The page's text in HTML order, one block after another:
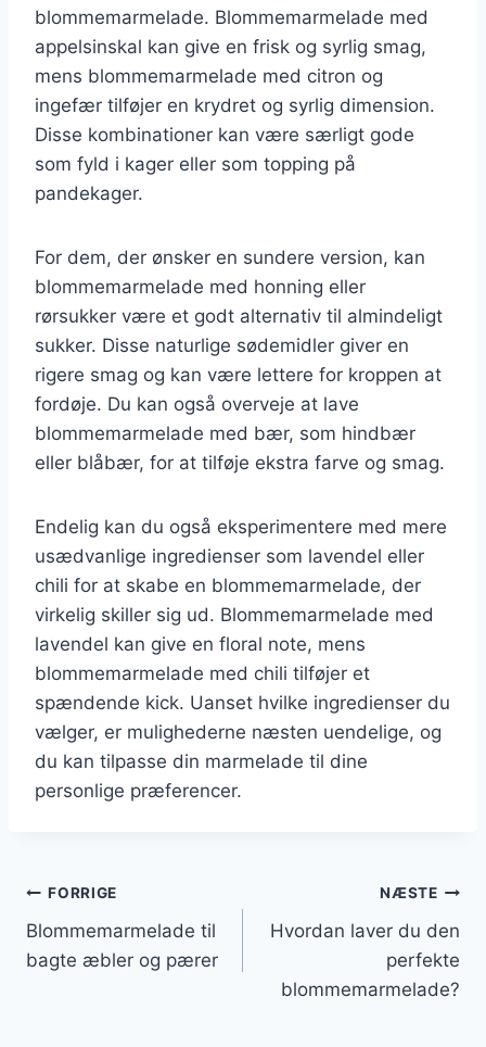
blommemarmelade. Blommemarmelade med
appelsinskal kan give en frisk og syrlig smag,
mens blommemarmelade med citron og
ingefær tilføjer en krydret og syrlig dimension.
Disse kombinationer kan være særligt gode
som fyld i kager eller som topping på
pandekager.
For dem, der ønsker en sundere version, kan
blommemarmelade med honning eller
rørsukker være et godt alternativ til almindeligt
sukker. Disse naturlige sødemidler giver en
rigere smag og kan være lettere for kroppen at
fordøje. Du kan også overveje at lave
blommemarmelade med bær, som hindbær
eller blåbær, for at tilføje ekstra farve og smag.
Endelig kan du også eksperimentere med mere
usædvanlige ingredienser som lavendel eller
chili for at skabe en blommemarmelade, der
virkelig skiller sig ud. Blommemarmelade med
lavendel kan give en floral note, mens
blommemarmelade med chili tilføjer et
spændende kick. Uanset hvilke ingredienser du
vælger, er mulighederne næsten uendelige, og
du kan tilpasse din marmelade til dine
personlige præferencer.
Indlægsnavigation
FORRIGE
Blommemarmelade til
bagte æbler og pærer
NÆSTE
Hvordan laver du den
perfekte
blommemarmelade?